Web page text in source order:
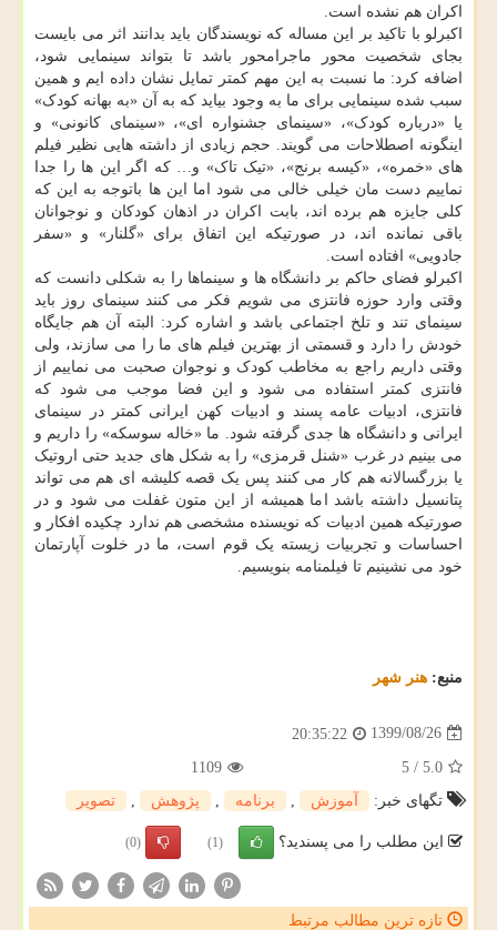
اکران هم نشده است.
اکبرلو با تاکید بر این مساله که نویسندگان باید بدانند اثر می بایست
بجای شخصیت محور ماجرامحور باشد تا بتواند سینمایی شود،
اضافه کرد: ما نسبت به این مهم کمتر تمایل نشان داده ایم و همین
سبب شده سینمایی برای ما به وجود بیاید که به آن «به بهانه کودک»
یا «درباره کودک»، «سینمای جشنواره ای»، «سینمای کانونی» و
اینگونه اصطلاحات می گویند. حجم زیادی از داشته هایی نظیر فیلم
های «خمره»، «کیسه برنج»، «تیک تاک» و… که اگر این ها را جدا
نماییم دست مان خیلی خالی می شود اما این ها باتوجه به این که
کلی جایزه هم برده اند، بابت اکران در اذهان کودکان و نوجوانان
باقی نمانده اند، در صورتیکه این اتفاق برای «گلنار» و «سفر
جادویی» افتاده است.
اکبرلو فضای حاکم بر دانشگاه ها و سینماها را به شکلی دانست که
وقتی وارد حوزه فانتزی می شویم فکر می کنند سینمای روز باید
سینمای تند و تلخ اجتماعی باشد و اشاره کرد: البته آن هم جایگاه
خودش را دارد و قسمتی از بهترین فیلم های ما را می سازند، ولی
وقتی داریم راجع به مخاطب کودک و نوجوان صحبت می نماییم از
فانتزی کمتر استفاده می شود و این فضا موجب می شود که
فانتزی، ادبیات عامه پسند و ادبیات کهن ایرانی کمتر در سینمای
ایرانی و دانشگاه ها جدی گرفته شود. ما «خاله سوسکه» را داریم و
می بینیم در غرب «شنل قرمزی» را به شکل های جدید حتی اروتیک
یا بزرگسالانه هم کار می کنند پس یک قصه کلیشه ای هم می تواند
پتانسیل داشته باشد اما همیشه از این متون غفلت می شود و در
صورتیکه همین ادبیات که نویسنده مشخصی هم ندارد چکیده افکار و
احساسات و تجربیات زیسته یک قوم است، ما در خلوت آپارتمان
خود می نشینیم تا فیلمنامه بنویسیم.
منبع: هنر شهر
1399/08/26
20:35:22
5.0
/
5
1109
تگهای خبر:
آموزش برنامه پژوهش تصویر
این مطلب را می پسندید؟ (1)
(0)
تازه ترین مطالب مرتبط